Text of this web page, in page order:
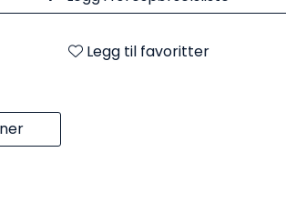
Legg til favoritter